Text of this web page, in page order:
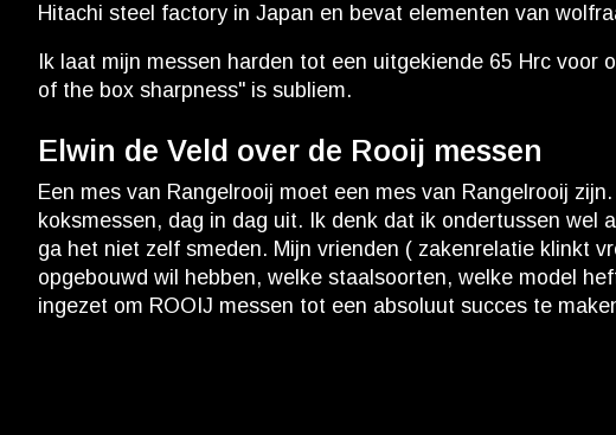
Hitachi steel factory in Japan en bevat elementen van
Ik laat mijn messen harden tot een uitgekiende 65 Hrc
of the box sharpness" is subliem.
Elwin de Veld over de Rooij messen
Een mes van Rangelrooij moet een mes van Rangelrooij
koksmessen, dag in dag uit. Ik denk dat ik ondertussen wel
ga het niet zelf smeden. Mijn vrienden ( zakenrelatie klinkt
opgebouwd wil hebben, welke staalsoorten, welke model
ingezet om ROOIJ messen tot een absoluut succes te